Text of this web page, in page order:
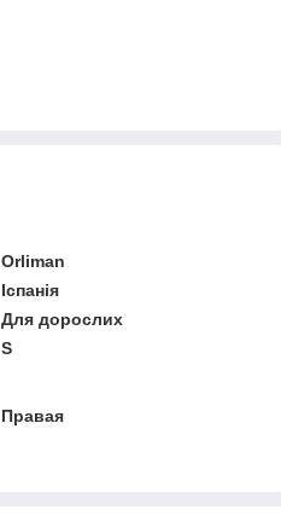
Orliman
Іспанія
Для дорослих
S
Правая